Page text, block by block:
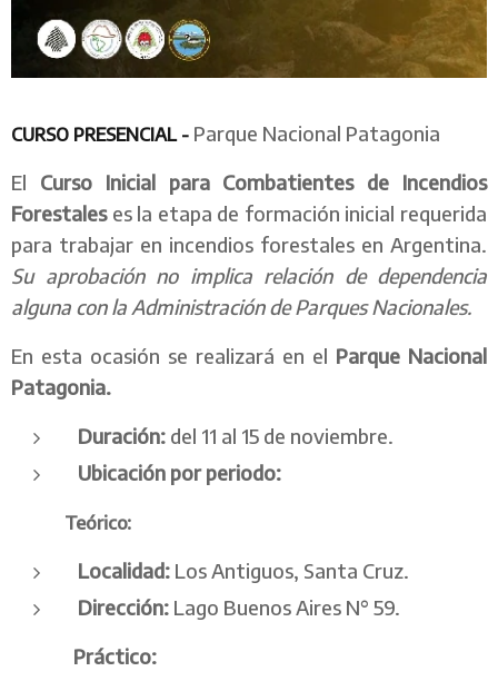
CURSO PRESENCIAL - Parque Nacional Patagonia
El Curso Inicial para Combatientes de Incendios
Forestaleses la etapa de formación inicial requerida
para trabajar en incendios forestales en Argentina.
Su aprobación no implica relación de dependencia
alguna con la Administración de Parques Nacionales.
En esta ocasión se realizará en el Parque Nacional
Patagonia.
Duración: del 11 al 15 de noviembre.
Ubicación por periodo:
Teórico:
Localidad: Los Antiguos, Santa Cruz.
Dirección: Lago Buenos Aires N° 59.
Práctico: